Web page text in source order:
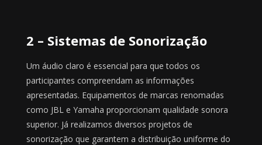
2 – Sistemas de Sonorização
Um áudio claro é essencial para que todos os
participantes compreendam as informações
apresentadas. Equipamentos de marcas renomadas
como JBL e Yamaha proporcionam qualidade sonora
superior. Já realizamos diversos projetos de
sonorização que garantem a distribuição uniforme do